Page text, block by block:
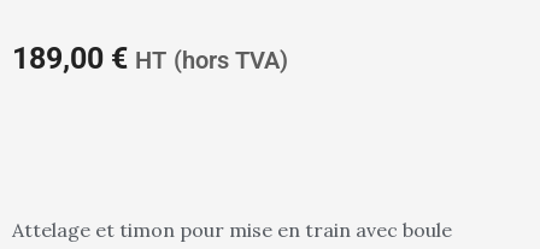
189,00 €prix
HT (hors TVA)
Attelage et timon pour mise en train avec boule